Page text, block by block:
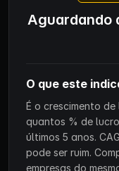
Aguardando
O que este
É o crescimento de
quantos % de
últimos 5 anos.
pode ser ruim.
empresas do